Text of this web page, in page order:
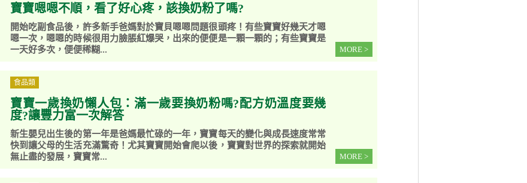
寶寶嗯嗯不順，看了好心疼，該換奶粉了嗎?
開始吃副食品後，許多新手爸媽對於寶貝嗯嗯問題很頭疼！有些寶寶好幾天才嗯
嗯一次，嗯嗯的時候很用力臉脹紅爆哭，出來的便便是一顆一顆的；有些寶寶是
一天好多次，便便稀糊...
MORE >
食品類
寶寶一歲換奶懶人包：滿一歲要換奶粉嗎?配方奶溫度要幾
度?讓豐力富一次解答
新生嬰兒出生後的第一年是爸媽最忙碌的一年，寶寶每天的變化與成長速度常常
快到讓父母的生活充滿驚奇！尤其寶寶開始會爬以後，寶寶對世界的探索就開始
無止盡的發展，寶寶常...
MORE >